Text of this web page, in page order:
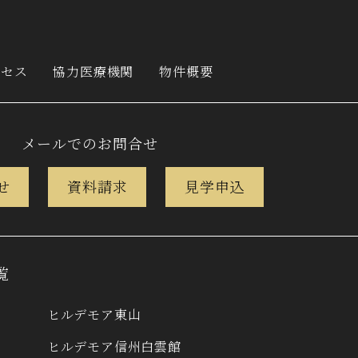
ス 協力医療機関 物件概要
メールでのお問合せ
資料請求 見学申込
ヒルデモア東山
ヒルデモア信州白雲館